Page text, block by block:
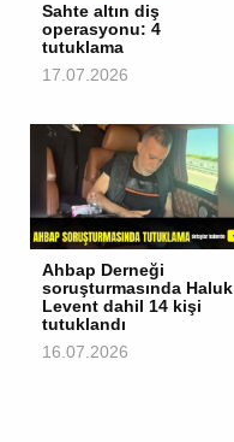
Sahte altın diş
operasyonu: 4
tutuklama
17.07.2026
Ahbap Derneği
soruşturmasında Haluk
Levent dahil 14 kişi
tutuklandı
16.07.2026